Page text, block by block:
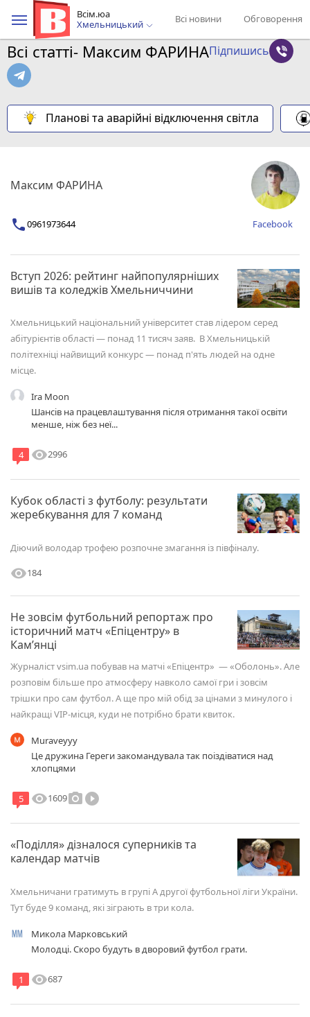
Всім.юа
Хмельницький
Всі новини Обговорення
Всі статті- Максим ФАРИНАПідпишись
Планові та аварійні відключення світла
Максим ФАРИНА
0961973644 Facebook
Вступ 2026: рейтинг найпопулярніших
вишів та коледжів Хмельниччини
Хмельницький національний університет став лідером серед
абітурієнтів області — понад 11 тисяч заяв. В Хмельницькій
політехніці найвищий конкурс — понад п'ять людей на одне
місце.
Ira Moon
Шансів на працевлаштування після отримання такої освіти
менше, ніж без неї...
4 visibility2996
Кубок області з футболу: результати
жеребкування для 7 команд
Діючий володар трофею розпочне змагання із півфіналу.
visibility184
Не зовсім футбольний репортаж про
історичний матч «Епіцентру» в
Камʼянці
Журналіст vsim.ua побував на матчі «Епіцентр» — «Оболонь». Але
розповім більше про атмосферу навколо самої гри і зовсім
трішки про сам футбол. А ще про мій обід за цінами з минулого і
найкращі VIP-місця, куди не потрібно брати квиток.
Muraveyyy
Це дружина Гереги закомандувала так поіздіватися над
хлопцями
5 visibility1609photo_cameraplay_circle_filled
«Поділля» дізналося суперників та
календар матчів
Хмельничани гратимуть в групі А другої футбольної ліги України.
Тут буде 9 команд, які зіграють в три кола.
Микола Марковський
Молодці. Скоро будуть в дворовий футбол грати.
1 visibility687